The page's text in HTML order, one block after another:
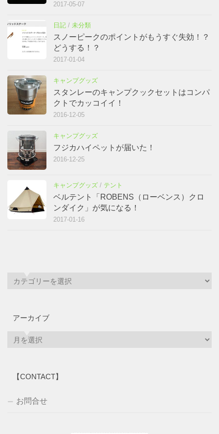
2017-05-07
日記 / 未分類
スノーピークのポイントがもうすぐ失効！？
どうする！？
2017-01-04
キャンプグッズ
スタンレーのキャンプクックセットはコンパ
クトでカッコイイ！
2016-12-05
キャンプグッズ
フジカハイペットが届いた！
2016-12-25
キャンプグッズ / テント
ベルテント「ROBENS（ローベンス）クロ
ンダイク」が気になる！
2017-01-16
アーカイブ
【CONTACT】
お問合せ